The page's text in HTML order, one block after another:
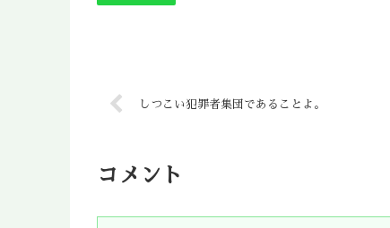
しつこい犯罪者集団であることよ。
コメント